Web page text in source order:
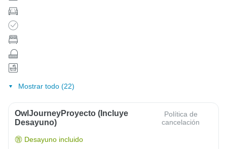
Mostrar todo (22)
OwlJourneyProyecto (Incluye
Desayuno)
Política de
cancelación
Desayuno incluido